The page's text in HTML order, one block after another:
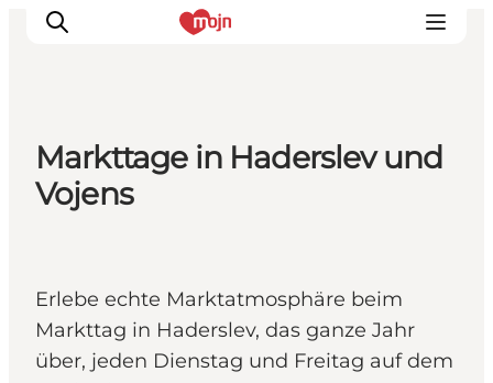
Erlebnisse
Städte und Regionen
Plane deine Reise
Booking
Markttage in Haderslev und
Vojens
Erlebe echte Marktatmosphäre beim
Markttag in Haderslev, das ganze Jahr
über, jeden Dienstag und Freitag auf dem